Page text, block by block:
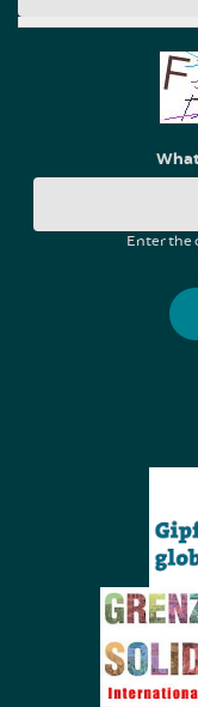
Enter the